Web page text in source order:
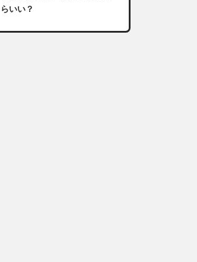
らいい？
足場の組み立てに資格は必